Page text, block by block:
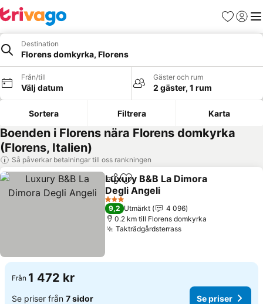
Favoriter
Logga
Destination
Florens domkyrka, Florens
Från/till
Välj datum
Gäster och rum
2 gäster, 1 rum
Sortera Filtrera Karta
Boenden i Florens nära Florens domkyrka
(Florens, Italien)
Så påverkar betalningar till oss rankningen
Dela Lägg till i Mina Favoriter
Luxury B&B La Dimora
Degli Angeli
3 Stjärnor
9,2 Utmärkt
4 096
0.2 km till Florens domkyrka
Takträdgårdsterrass
Från 1 472 kr
Se priser från 7 sidor Se priser